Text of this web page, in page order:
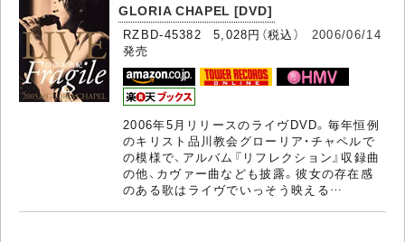
GLORIA CHAPEL [DVD]
RZBD-45382 5,028円（税込） 2006/06/14
発売
2006年5月リリースのライヴDVD。毎年恒例
のキリスト品川教会グローリア・チャペルで
の模様で、アルバム『リフレクション』収録曲
の他、カヴァー曲なども披露。彼女の存在感
のある歌はライヴでいっそう映える…